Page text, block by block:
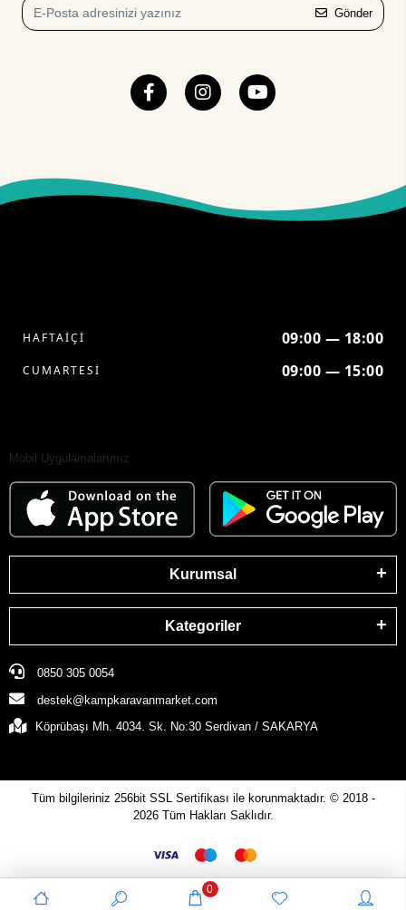
Gönder
HAFTAİÇİ 09:00 — 18:00
CUMARTESİ 09:00 — 15:00
Mobil Uygulamalarımız
Kurumsal
Kategoriler
0850 305 0054
destek@kampkaravanmarket.com
Köprübaşı Mh. 4034. Sk. No:30 Serdivan / SAKARYA
Tüm bilgileriniz 256bit SSL Sertifikası ile korunmaktadır. © 2018 -
2026 Tüm Hakları Saklıdır.
0